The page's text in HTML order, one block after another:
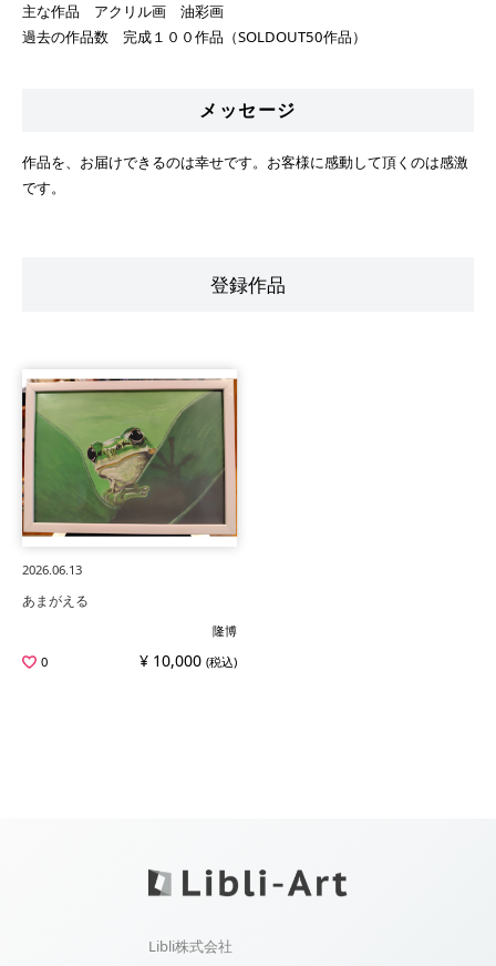
主な作品 アクリル画 油彩画
過去の作品数 完成１００作品（SOLDOUT50作品）
メッセージ
作品を、お届けできるのは幸せです。お客様に感動して頂くのは感激
です。
登録作品
2026.06.13
あまがえる
隆博
0
¥ 10,000 (税込)
Libli株式会社